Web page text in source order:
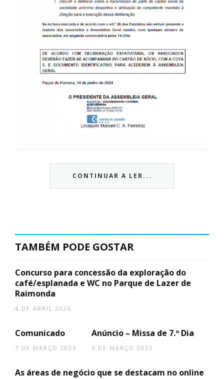
Subscreva a newsletter do
atualizada.
Eu li e concordo com os
CONTINUAR A LER...
TAMBÉM PODE GOSTAR
Concurso para concessão da exploração do
café/esplanada e WC no Parque de Lazer de
Raimonda
4 DE ABRIL 2026
Comunicado
7 DE MARÇO 2025
Anúncio – Missa de 7.º Dia
6 DE MARÇO 2025
As áreas de negócio que se destacam no online